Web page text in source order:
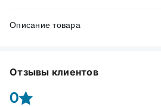
Описание товара
Оснащен маленьким бубенчиком,
Отзывы клиентов
0